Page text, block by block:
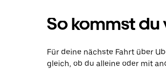
So kommst du
Für deine nächste Fahrt über
gleich, ob du alleine oder mit